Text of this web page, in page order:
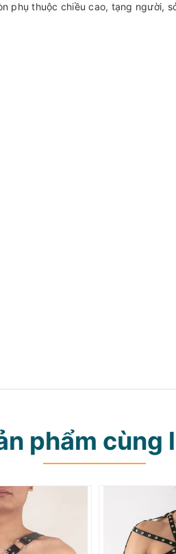
phụ thuộc chiều cao, tạng người,
phẩm cùng